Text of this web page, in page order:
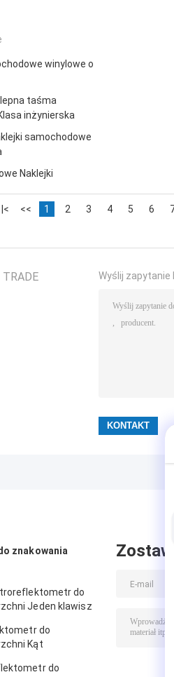
winylowe o
taśma
inżynierska
samochodowe
Naklejki
|< << 1 2 3 4 5 6
TRADE
Wyślij zapytanie
znakowania
do
Jeden klawisz
do
Kąt
do
Zostaw